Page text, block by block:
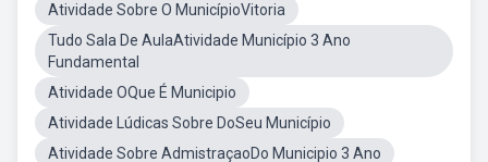
Atividade Sobre O MunicípioVitoria
Tudo Sala De AulaAtividade Município 3 Ano
Fundamental
Atividade OQue É Municipio
Atividade Lúdicas Sobre DoSeu Município
Atividade Sobre AdmistraçaoDo Municipio 3 Ano